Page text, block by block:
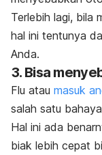
Terlebih lagi, bila
hal ini tentunya
Anda.
3. Bisa
Flu atau masuk
salah satu
Hal ini ada
biak lebih cepat